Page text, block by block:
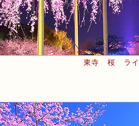
東寺 桜 ライ